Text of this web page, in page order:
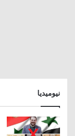
نيوميديا